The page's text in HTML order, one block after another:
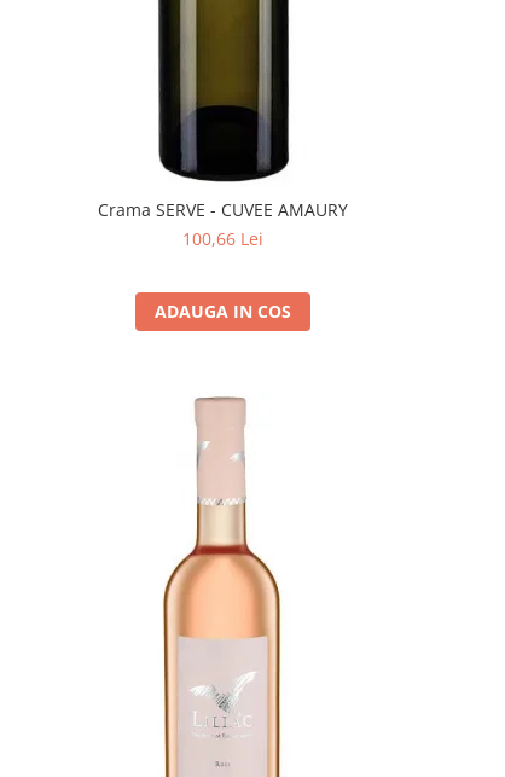
Crama SERVE - CUVEE AMAURY
100,66 Lei
ADAUGA IN COS